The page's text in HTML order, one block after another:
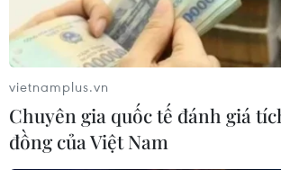
vietnamplus.vn
Chuyên gia quốc tế đánh giá
đồng của Việt Nam